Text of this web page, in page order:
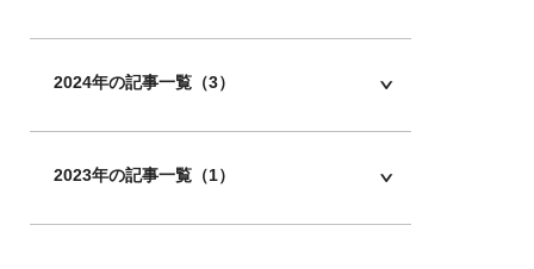
2024年の記事一覧（3）
2023年の記事一覧（1）